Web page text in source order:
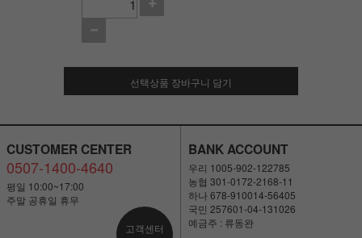
선택상품 장바구니 담기
CUSTOMER CENTER
0507-1400-4640
평일 10:00~17:00
주말 공휴일 휴무
고객센터
BANK ACCOUNT
우리 1005-902-122785
농협 301-0172-2168-11
하나 678-910014-56405
국민 257601-04-131026
예금주 : 류동완